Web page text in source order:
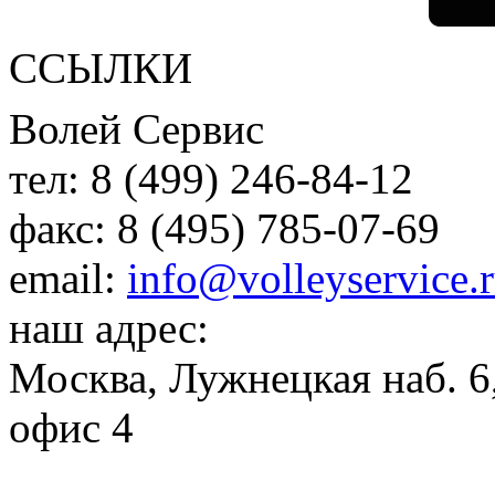
ССЫЛКИ
Волей Сервис
тел: 8 (499) 246-84-12
факс: 8 (495) 785-07-69
email:
наш адрес:
Москва, Лужнецкая наб.
офис 4